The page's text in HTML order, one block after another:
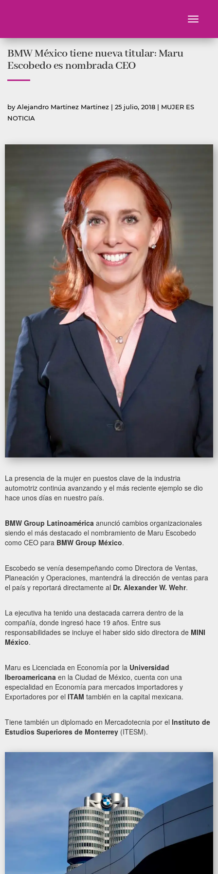
contenido
Toggle
BMW México tiene nueva titular: Maru
Escobedo es nombrada CEO
by Publicado
por
Alejandro Martínez Martínez | 25 julio, 2018 | Publicada
MUJER ES
NOTICIA
La presencia de la mujer en puestos clave de la industria
automotriz continúa avanzando y el más reciente ejemplo se dio
hace unos días en nuestro país.
BMW Group Latinoamérica anunció cambios organizacionales
siendo el más destacado el nombramiento de Maru Escobedo
como CEO para BMW Group México.
Escobedo se venía desempeñando como Directora de Ventas,
Planeación y Operaciones, mantendrá la dirección de ventas para
el país y reportará directamente al Dr. Alexander W. Wehr.
La ejecutiva ha tenido una destacada carrera dentro de la
compañía, donde ingresó hace 19 años. Entre sus
responsabilidades se incluye el haber sido sido directora de MINI
México.
Maru es Licenciada en Economía por la Universidad
Iberoamericana en la Ciudad de México, cuenta con una
especialidad en Economía para mercados importadores y
Exportadores por el ITAM también en la capital mexicana.
Tiene también un diplomado en Mercadotecnia por el Instituto de
Estudios Superiores de Monterrey (ITESM).